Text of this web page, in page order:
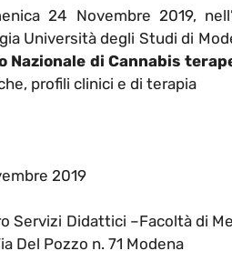
24 Novembre 2019,
Università degli Studi di
Nazionale di Cannabis
profili clinici e di terapia
2019
Servizi Didattici –Facoltà di
Del Pozzo n. 71 Modena